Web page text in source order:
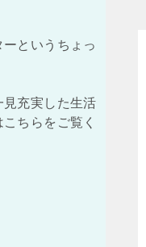
というちょっ
充実した生活
ちらをご覧く